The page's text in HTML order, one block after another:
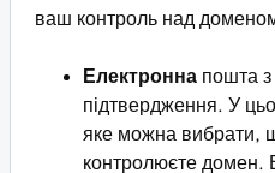
ваш контроль над
Електронна пошта
підтвердження. У
яке можна вибрати,
контролюєте домен.